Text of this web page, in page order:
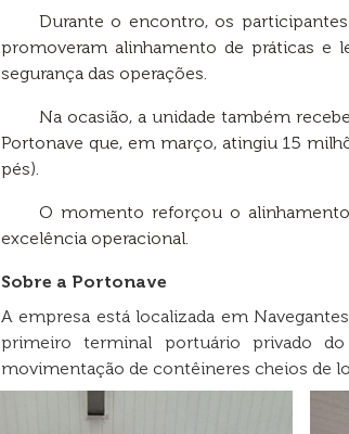
Durante o encontro, os
promoveram alinhamento de práticas e
segurança das operações.
Na ocasião, a unidade também
Portonave que, em março, atingiu 15
pés).
O momento reforçou o
excelência operacional.
Sobre a Portonave
A empresa está localizada em
primeiro terminal portuário privado
movimentação de contêineres cheios de